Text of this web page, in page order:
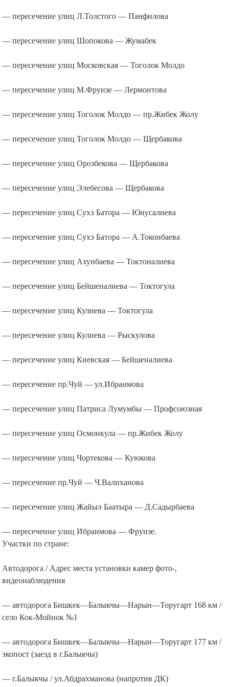
— пересечение улиц Л.Толстого — Панфилова
— пересечение улиц Шопокова — Жумабек
— пересечение улиц Московская — Тоголок Молдо
— пересечение улиц М.Фрунзе — Лермонтова
— пересечение улиц Тоголок Молдо — пр.Жибек Жолу
— пересечение улиц Тоголок Молдо — Щербакова
— пересечение улиц Орозбекова — Щербакова
— пересечение улиц Элебесова — Щербакова
— пересечение улиц Сухэ Батора — Юнусалиева
— пересечение улиц Сухэ Батора — А.Токонбаева
— пересечение улиц Ахунбаева — Токтоналиева
— пересечение улиц Бейшеналиева — Токтогула
— пересечение улиц Кулиева — Токтогула
— пересечение улиц Кулиева — Рыскулова
— пересечение улиц Киевская — Бейшеналиева
— пересечение пр.Чуй — ул.Ибраимова
— пересечение улиц Патриса Лумумбы — Профсоюзная
— пересечение улиц Осмонкула — пр.Жибек Жолу
— пересечение улиц Чортекова — Куюкова
— пересечение пр.Чуй — Ч.Валиханова
— пересечение улиц Жайыл Баатыра — Д.Садырбаева
— пересечение улиц Ибраимова — Фрунзе.
Участки по стране:
Автодорога / Адрес места установки камер фото-,
видеонаблюдения
— автодорога Бишкек—Балыкчы—Нарын—Торугарт 168 км /
село Кок-Мойнок №1
— автодорога Бишкек—Балыкчы—Нарын—Торугарт 177 км /
экопост (заезд в г.Балыкчы)
— г.Балыкчы / ул.Абдрахманова (напротив ДК)